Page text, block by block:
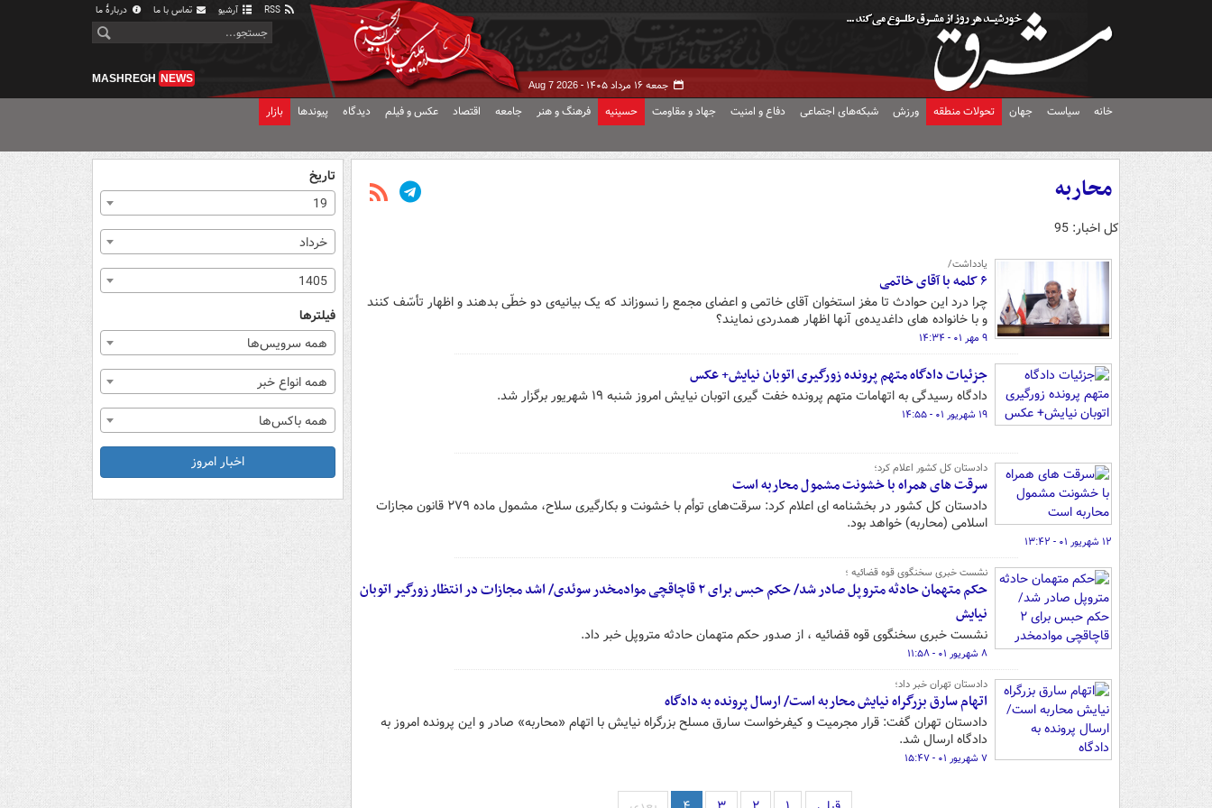
آرشیو تماس با ما دربارهٔ ما
جمعه ۱۶ مرداد ۱۴۰۵ - Aug 7 2026
MASHREGH NEWS
خانه سیاست جهان تحولات منطقه ورزش شبکه‌های اجتماعی دفاع و امنیت جهاد و مقاومت حسینیه فرهنگ و هنر جامعه اقتصاد عکس و فیلم دیدگاه پیوندها بازار
محاربه
کل اخبار: 95
یادداشت/
۶ کلمه با آقای خاتمی
چرا درد این حوادث تا مغز استخوان آقای خاتمی و اعضای مجمع را نسوزاند که یک بیانیه‌ی دو خطّی بدهند و اظهار تأسّف کنند
و با خانواده های داغدیده‌ی آنها اظهار همدردی نمایند؟
۹ مهر ۰۱ - ۱۴:۳۴
جزئیات دادگاه متهم پرونده زورگیری اتوبان نیایش+ عکس
دادگاه رسیدگی به اتهامات متهم پرونده خفت گیری اتوبان نیایش امروز شنبه ۱۹ شهریور برگزار شد.
۱۹ شهریور ۰۱ - ۱۴:۵۵
دادستان کل کشور اعلام کرد؛
سرقت های همراه با خشونت مشمول محاربه است
دادستان کل کشور در بخشنامه ای اعلام کرد: سرقت‌های توأم با خشونت و بکارگیری سلاح، مشمول ماده ۲۷۹ قانون مجازات
اسلامی (محاربه) خواهد بود.
۱۲ شهریور ۰۱ - ۱۳:۴۲
نشست خبری سخنگوی قوه قضائیه ؛
حکم متهمان حادثه متروپل صادر شد/ حکم حبس برای ۲ قاچاقچی موادمخدر سوئدی/ اشد مجازات در انتظار زورگیر اتوبان
نیایش
نشست خبری سخنگوی قوه قضائیه ، از صدور حکم متهمان حادثه متروپل خبر داد.
۸ شهریور ۰۱ - ۱۱:۵۸
دادستان تهران خبر داد؛
اتهام سارق بزرگراه نیایش محاربه است/ ارسال پرونده به دادگاه
دادستان تهران گفت: قرار مجرمیت و کیفرخواست سارق مسلح بزرگراه نیایش با اتهام «محاربه» صادر و این پرونده امروز به
دادگاه ارسال شد.
۷ شهریور ۰۱ - ۱۵:۴۷
تاریخ
19
خرداد
1405
فیلترها
همه سرویس‌ها
همه انواع خبر
همه باکس‌ها
اخبار امروز